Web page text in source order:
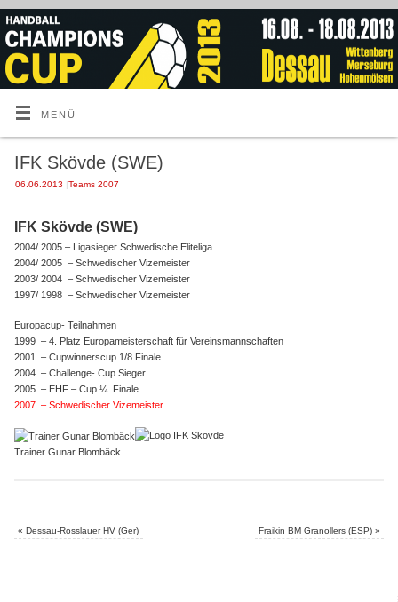
MENÜ
IFK Skövde (SWE)
06.06.2013 |Teams 2007
IFK Skövde (SWE)
2004/ 2005 – Ligasieger Schwedische Eliteliga
2004/ 2005 – Schwedischer Vizemeister
2003/ 2004 – Schwedischer Vizemeister
1997/ 1998 – Schwedischer Vizemeister
Europacup- Teilnahmen
1999 – 4. Platz Europameisterschaft für Vereinsmannschaften
2001 – Cupwinnerscup 1/8 Finale
2004 – Challenge- Cup Sieger
2005 – EHF – Cup ¼ Finale
2007 – Schwedischer Vizemeister
Trainer Gunar Blombäck
« Dessau-Rosslauer HV (Ger) Fraikin BM Granollers (ESP) »